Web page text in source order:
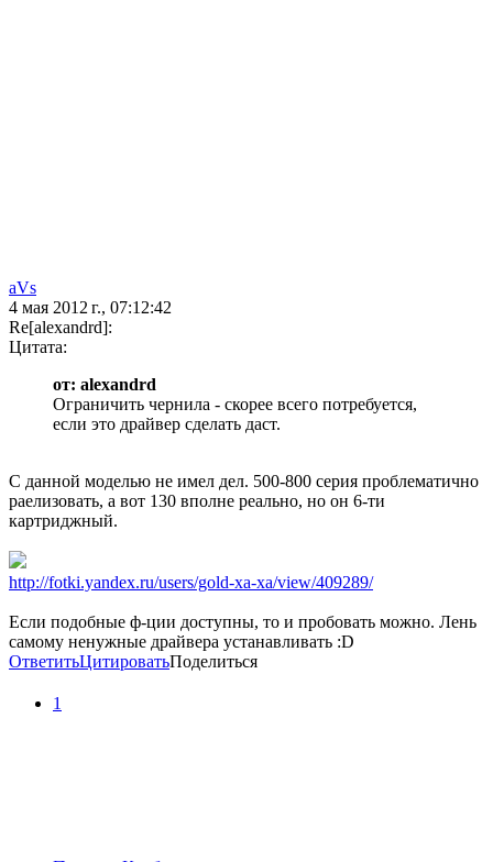
aVs
4 мая 2012 г., 07:12:42
Re[alexandrd]:
Цитата:
от: alexandrd
Ограничить чернила - скорее всего потребуется,
если это драйвер сделать даст.
С данной моделью не имел дел. 500-800 серия проблематично
раелизовать, а вот 130 вполне реально, но он 6-ти
картриджный.
http://fotki.yandex.ru/users/gold-xa-xa/view/409289/
Если подобные ф-ции доступны, то и пробовать можно. Лень
самому ненужные драйвера устанавливать :D
ОтветитьЦитироватьПоделиться
1